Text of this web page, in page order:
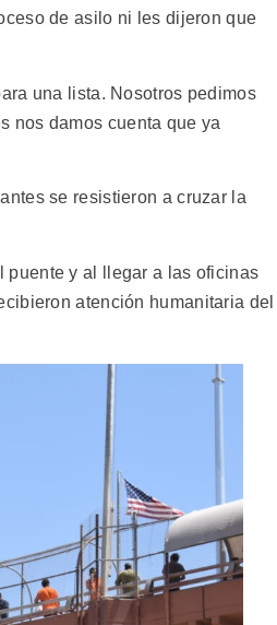
de asilo ni les dijeron que
una lista. Nosotros pedimos
nos damos cuenta que ya
se resistieron a cruzar la
puente y al llegar a las oficinas
atención humanitaria del